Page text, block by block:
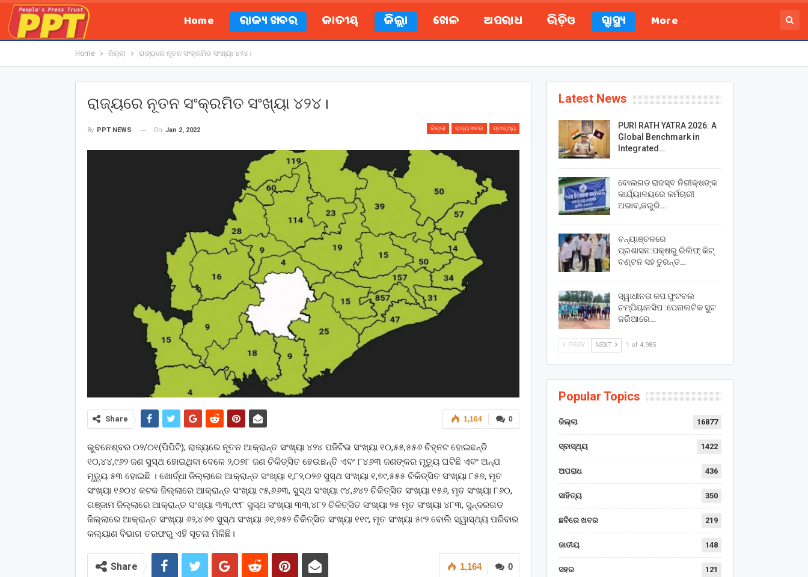
Home ରାଜ୍ୟ ଖବର ଜାତୀୟ ଜିଲ୍ଲା ଖେଳ ଅପରାଧ ଭିଡ଼ିଓ ସ୍ବାସ୍ଥ୍ୟ More
Home ଜିଲ୍ଲା ରାଜ୍ୟରେ ନୂତନ ସଂକ୍ରମିତ ସଂଖ୍ୟା ୪୨୪।
ରାଜ୍ୟରେ ନୂତନ ସଂକ୍ରମିତ ସଂଖ୍ୟା ୪୨୪।
ଜିଲ୍ଲା ରାଜ୍ୟ ଖବର ସ୍ବାସ୍ଥ୍ୟ
By PPT NEWS On Jan 2, 2022
0
1,164
Share
ଭୁବନେଶ୍ବର ୦୨/୦୧(ପିପିଟି); ରାଜ୍ୟରେ ନୂତନ ଆକ୍ରାନ୍ତ ସଂଖ୍ୟା ୪୨୪ ପଜିଟିଭ ସଂଖ୍ୟା ୧୦,୫୫,୫୫୬ ଚିହ୍ନଟ ହୋଇଛନ୍ତି
୧୦,୪୪,୯୬୨ ଜଣ ସୁସ୍ଥ ହୋଇଥିବା ବେଳେ ୨,୦୭୮ ଜଣ ଚିକିତ୍ସିତ ହେଉଛନ୍ତି ଏବଂ ୮୪୬୩ ଜଣଙ୍କର ମୃତ୍ୟୁ ଘଟିଛି ଏବଂ ଅନ୍ଯ
ମୃତ୍ୟୁ ୫୩ ହୋଇଛି । ଖୋର୍ଦ୍ଧା ଜିଲ୍ଲାରେ ଆକ୍ରାନ୍ତ ସଂଖ୍ୟା ୧,୮୨,୦୨୬ ସୁସ୍ଥ ସଂଖ୍ୟା ୧,୭୯,୫୫୫ ଚିକିତ୍ସିତ ସଂଖ୍ୟା ୮୫୭, ମୃତ
ସଂଖ୍ୟା ୧୬୦୪ କଟକ ଜିଲ୍ଲାରେ ଆକ୍ରାନ୍ତ ସଂଖ୍ୟା ୯୫,୬୬୩, ସୁସ୍ଥ ସଂଖ୍ୟା ୯୪,୬୪୨ ଚିକିତ୍ସିତ ସଂଖ୍ୟା ୧୫୬, ମୃତ ସଂଖ୍ୟା ୮୬୦,
ଗଞ୍ଜାମ ଜିଲ୍ଲାରେ ଆକ୍ରାନ୍ତ ସଂଖ୍ୟା ୩୩,୯୯୮ ସୁସ୍ଥ ସଂଖ୍ୟା ୩୩,୪୮୨ ଚିକିତ୍ସିତ ସଂଖ୍ୟା ୨୫ ମୃତ ସଂଖ୍ୟା ୪୮୩, ସୁନ୍ଦରଗଡ
ଜିଲ୍ଲାରେ ଆକ୍ରାନ୍ତ ସଂଖ୍ୟା ୬୨,୪୬୭ ସୁସ୍ଥ ସଂଖ୍ୟା ୬୧,୭୫୨ ଚିକିତ୍ସିତ ସଂଖ୍ୟା ୧୧୯, ମୃତ ସଂଖ୍ୟା ୫୯୨ ବୋଲି ସ୍ୱାସ୍ଥ୍ୟ ପରିବାର
କଲ୍ୟାଣ ବିଭାଗ ତରଫରୁ ଏହି ସୂଚନା ମିଳିଛି।
0
1,164
Share
Latest News
PURI RATH YATRA 2026: A
Global Benchmark in
Integrated…
ବୋଲଗଡ ରାଜସ୍ବ ନିରୀକ୍ଷଙ୍କ
କାର୍ଯ୍ୟାଳୟରେ କର୍ମଚାରୀ
ଅଭାବ,ଜରୁରି…
ବନ୍ୟାଞ୍ଚଳରେ
ପ୍ରଶାସନ:ପକ୍ଷରୁ ରିଲିଫ୍ କିଟ୍
ବଣ୍ଟନ ସହ ତୁରନ୍ତ…
ସ୍ୱାଧୀନତା କପ ଫୁଟବଲ
ଚମ୍ପିୟାନସିପ :ପେନାଲଟିକ ସୁଟ
ଜରିଆରେ…
PREV NEXT 1 of 4,985
Popular Topics
ଜିଲ୍ଲା 16877
ସ୍ବାସ୍ଥ୍ୟ 1422
ଅପରାଧ 436
ସାହିତ୍ୟ 350
ଛବିରେ ଖବର 219
ଜାତୀୟ 148
ସହର 121